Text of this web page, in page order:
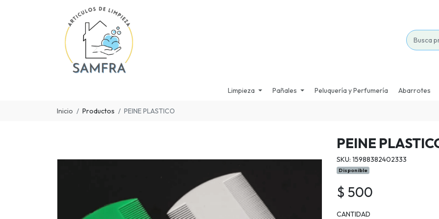
Limpieza Pañales Peluquería y Perfumería Abarrotes
Inicio Productos PEINE PLASTICO
PEINE
SKU: 15988382402333
Disponible
$ 500
CANTIDAD